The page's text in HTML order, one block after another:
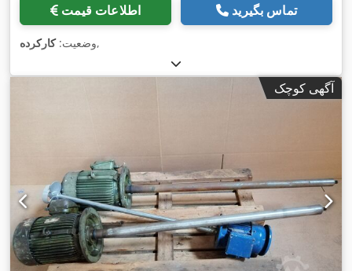
اطلاعات قیمت تماس بگیرید
وضعیت:کارکرده ,
آگهی کوچک